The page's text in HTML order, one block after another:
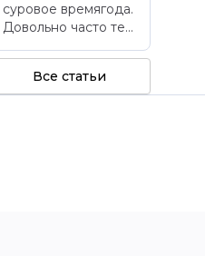
суровое времягода.
Довольно часто те...
Все статьи